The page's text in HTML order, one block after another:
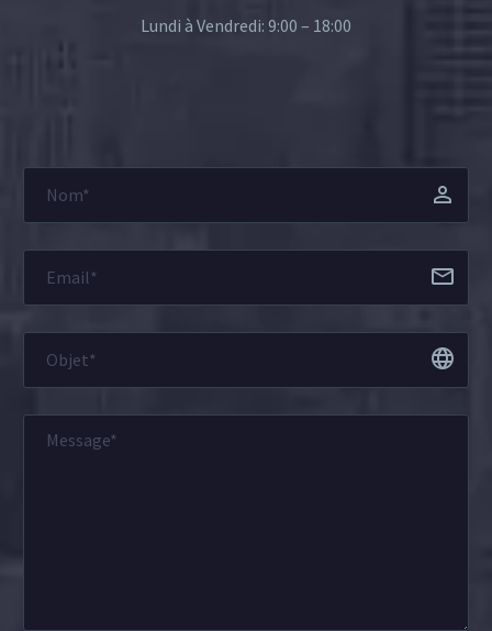
Lundi à Vendredi: 9:00 – 18:00